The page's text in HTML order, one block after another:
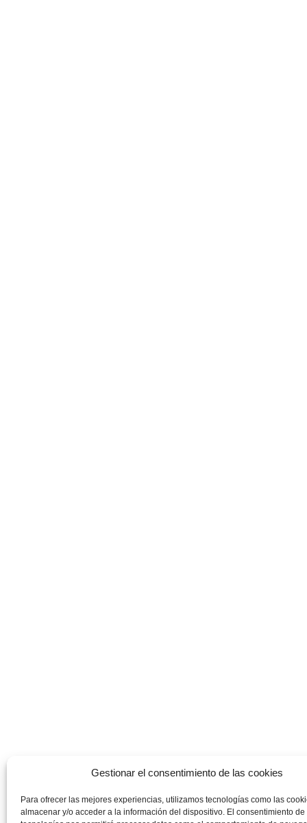
Gestionar el consentimiento de las cookies
Para ofrecer las mejores experiencias, utilizamos tecnologías como las
almacenar y/o acceder a la información del dispositivo. El consentimiento de